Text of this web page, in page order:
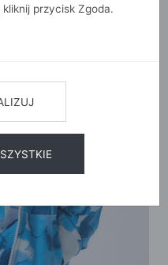
przycisk Zgoda.